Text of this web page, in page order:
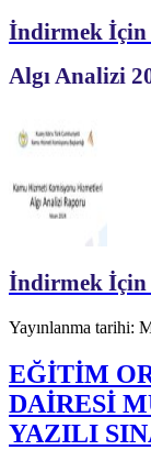
İndirmek İçin
Algı Analizi
İndirmek İçin
Yayınlanma tarihi:
EĞİTİM
DAİRESİ
YAZILI